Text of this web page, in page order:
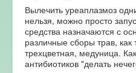
Вылечить уреаплазмоз
нельзя, можно просто
средства назначаются с
различные сборы трав,
трехцветная, медуница.
антибиотиков "делать